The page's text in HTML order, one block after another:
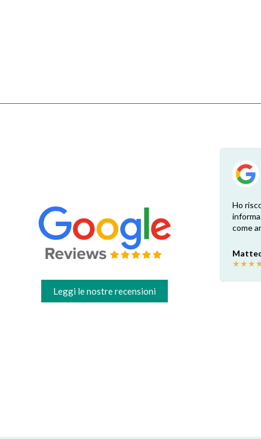
Leggi le nostre recensioni
Esperienza positiva! Il ricambio è
esattamente come ben indicato nel sito.
Consegna veloce e comoda, dopo la
sostituzione e una profonda pulizia ora la
cappa è come nuova! Grazie
★ ★
Ho
come
★★★